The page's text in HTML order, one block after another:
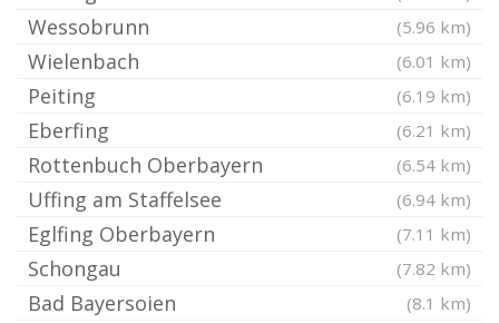
Wessobrunn (5.96 km)
Wielenbach (6.01 km)
Peiting (6.19 km)
Eberfing (6.21 km)
Rottenbuch Oberbayern (6.54 km)
Uffing am Staffelsee (6.94 km)
Eglfing Oberbayern (7.11 km)
Schongau (7.82 km)
Bad Bayersoien (8.1 km)